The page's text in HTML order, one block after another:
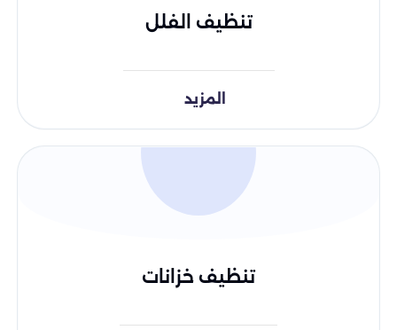
تنظيف الفلل
المزيد
تنظيف خزانات